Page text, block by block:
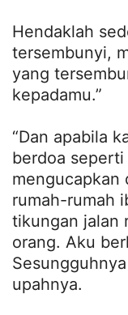
Hendaklah
tersembunyi,
yang
kepadamu.”
“Dan apabila
berdoa
mengucapkan
rumah-rumah
tikungan jalan
orang. Aku
upahnya.